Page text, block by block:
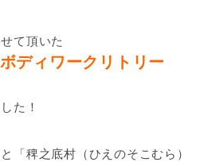
て頂いた
ディワークリトリー
た！
「稗之底村（ひえのそこむら）